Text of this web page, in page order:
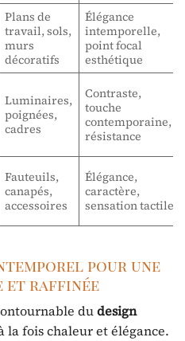
Plans de
travail, sols,
murs
décoratifs
Élégance
intemporelle,
point focal
esthétique
Luminaires,
poignées,
cadres
Contraste,
touche
contemporaine,
résistance
Fauteuils,
canapés,
accessoires
Élégance,
caractère,
sensation tactile
pour une
et raffinée
dudesign
fois chaleur et élégance.